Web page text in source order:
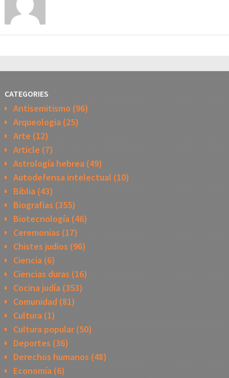
CATEGORIES
Antisemitismo (96)
Arqueologia(25)
Arte (12)
Article (7)
Astrología hebrea(49)
Autodefensa intelectual (10)
Biblia(43)
Biografias (355)
Biotecnología(46)
Ceremonias (17)
Chistes judios (96)
Ciencia(6)
Ciencias duras (16)
Cocina judía(353)
Comunidad(81)
Cultura(1)
Cultura popular(50)
Deportes (36)
Derechos humanos (48)
Economía(6)